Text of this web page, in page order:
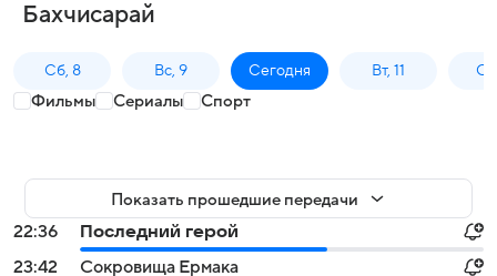
Бахчисарай
Сб, 8 Вс, 9 Сегодня Вт, 11
Фильмы Сериалы Спорт
Показать прошедшие передачи
22:36
Последний герой
23:42
Сокровища Ермака